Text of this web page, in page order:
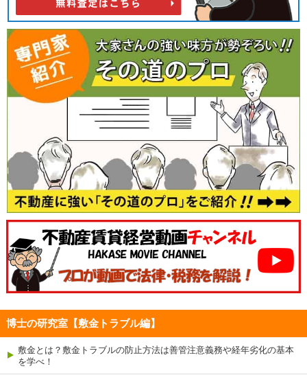
博士の研究室【敷金トラブル編】
敷金とは？敷金トラブルの防止方法は善管注意義務や経年劣化の基本
を学べ！